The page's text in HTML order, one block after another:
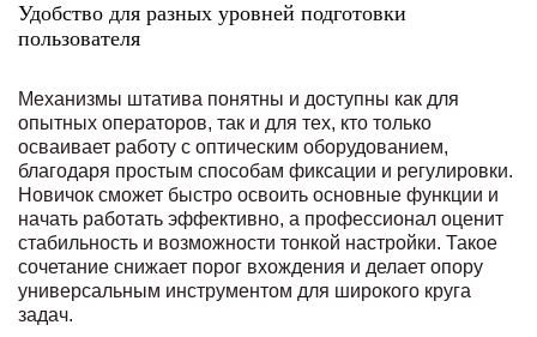
Удобство для разных уровней подготовки
пользователя
Механизмы штатива понятны и доступны как для
опытных операторов, так и для тех, кто только
осваивает работу с оптическим оборудованием,
благодаря простым способам фиксации и регулировки.
Новичок сможет быстро освоить основные функции и
начать работать эффективно, а профессионал оценит
стабильность и возможности тонкой настройки. Такое
сочетание снижает порог вхождения и делает опору
универсальным инструментом для широкого круга
задач.